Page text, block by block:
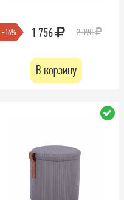
-16% 1 756 2 090
В корзину